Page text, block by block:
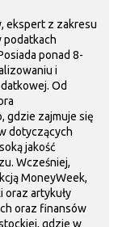
ekspert z zakresu
podatkach
ponad 8-
i
Od
gdzie zajmuje się
dotyczących
jakość
Wcześniej,
MoneyWeek,
oraz artykuły
oraz finansów
gdzie w